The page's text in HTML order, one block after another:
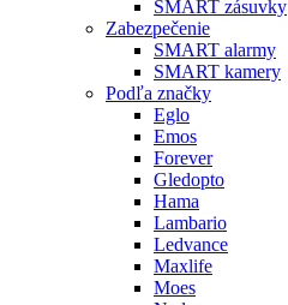
SMART zásuvky
Zabezpečenie
SMART alarmy
SMART kamery
Podľa značky
Eglo
Emos
Forever
Gledopto
Hama
Lambario
Ledvance
Maxlife
Moes